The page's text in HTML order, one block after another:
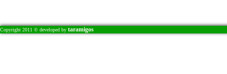
Copyright 2011 © developed by taramigos